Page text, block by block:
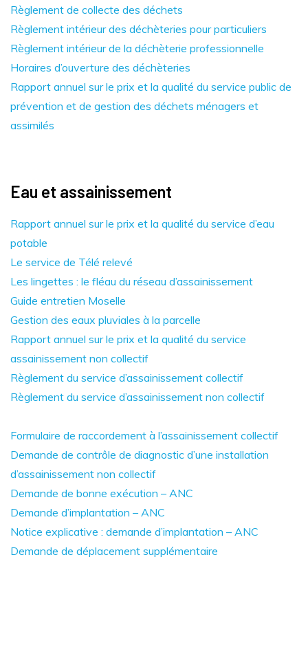
Règlement de collecte des déchets
Règlement intérieur des déchèteries pour particuliers
Règlement intérieur de la déchèterie professionnelle
Horaires d’ouverture des déchèteries
Rapport annuel sur le prix et la qualité du service public de
prévention et de gestion des déchets ménagers et
assimilés
Eau et assainissement
Rapport annuel sur le prix et la qualité du service d’eau
potable
Le service de Télé relevé
Les lingettes : le fléau du réseau d’assainissement
Guide entretien Moselle
Gestion des eaux pluviales à la parcelle
Rapport annuel sur le prix et la qualité du service
assainissement non collectif
Règlement du service d’assainissement collectif
Règlement du service d’assainissement non collectif
Formulaire de raccordement à l’assainissement collectif
Demande de contrôle de diagnostic d’une installation
d’assainissement non collectif
Demande de bonne exécution – ANC
Demande d’implantation – ANC
Notice explicative : demande d’implantation – ANC
Demande de déplacement supplémentaire